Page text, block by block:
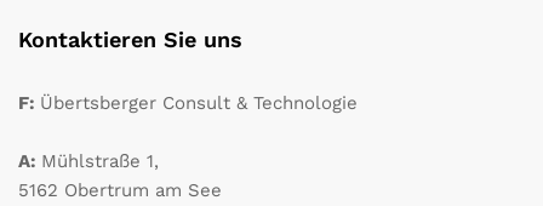
Kontaktieren Sie uns
F: Übertsberger Consult & Technologie
A: Mühlstraße 1,
5162 Obertrum am See